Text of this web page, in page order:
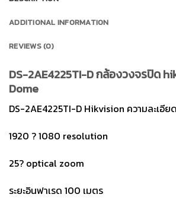
ADDITIONAL INFORMATION
REVIEWS (0)
DS-2AE4225TI-D กล้องวงจรปิด
Dome
DS-2AE4225TI-D Hikvision ความละเอี
1920 ? 1080 resolution
25? optical zoom
ระยะอินฟาเรด 100 เมตร